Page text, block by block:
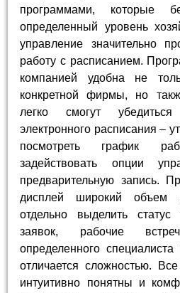
программами, которые
определенный уровень
управление значительно
работу с расписанием.
компанией удобна не
конкретной фирмы, но
легко смогут
электронного расписания –
посмотреть график
задействовать опции
предварительную запись.
дисплей широкий объем
отдельно выделить
заявок, рабочие
определенного
отличается сложностью.
интуитивно понятны и